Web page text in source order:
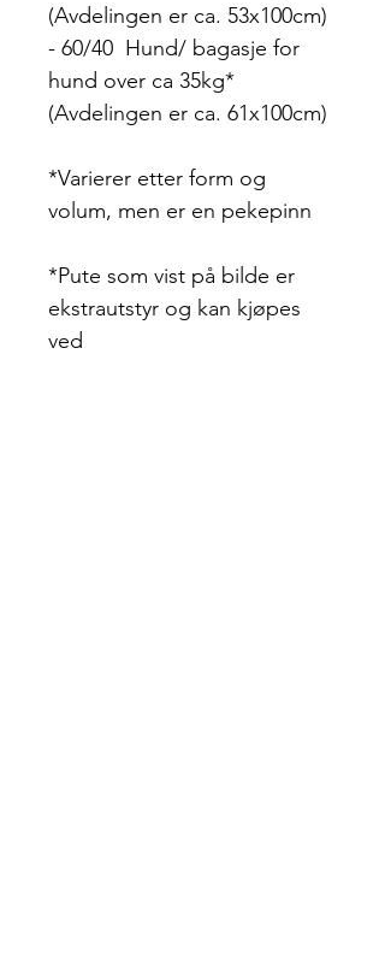
(Avdelingen er ca. 53x100cm)
- 60/40 Hund/ bagasje for
hund over ca 35kg*
(Avdelingen er ca. 61x100cm)
*Varierer etter form og
volum, men er en pekepinn
*Pute som vist på bilde er
ekstrautstyr og kan kjøpes
ved